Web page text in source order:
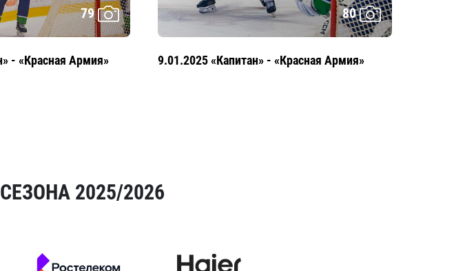
79
- «Красная Армия»
80
9.01.2025 «Капитан» - «Красная Армия»
2025/2026